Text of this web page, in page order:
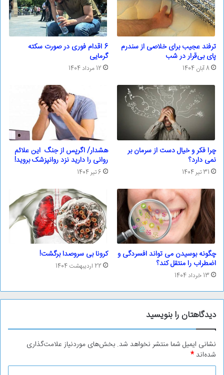
ترفند عجیب برای خلاصی از سندرم
پای بی‌قرار در شب
8 آبان 1404
6 اقدام فوری در صورت سکته
گرمایی
12 مرداد 1404
چرا فکر و خیال دست از سرمان بر
نمی دارد؟
31 تیر 1404
هشدار/ اگرپس از جنگ این علائم
روانی را دارید نزد روانپزشک بروید!
6 تیر 1404
چگونه بوسیدن می تواند افسردگی و
اضطراب را منتقل کند؟
13 خرداد 1404
کرونا بی سروصدا برگشت!
22 اردیبهشت 1404
دیدگاهتان را بنویسید
نشانی ایمیل شما منتشر نخواهد شد. بخش‌های موردنیاز علامت‌گذاری
شده‌اند*